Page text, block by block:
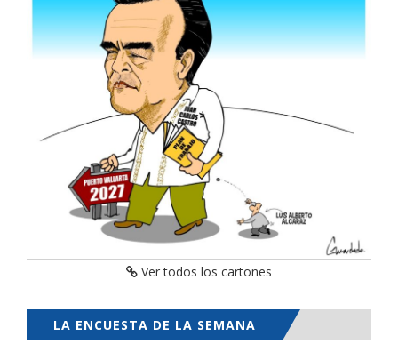
Ver todos los cartones
LA ENCUESTA DE LA SEMANA